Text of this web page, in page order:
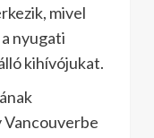
mivel
nyugati
kihívójukat.
Vancouverbe